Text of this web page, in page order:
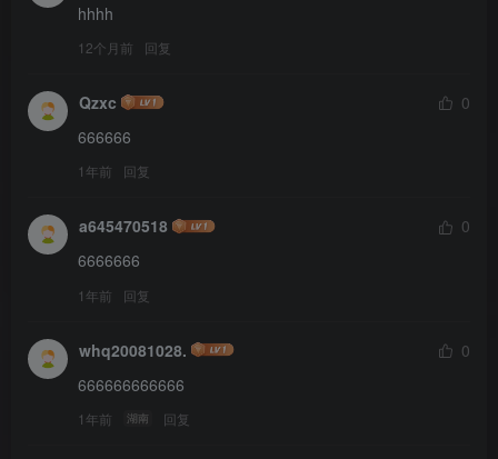
hhhh
12个月前 回复
Qzxc
0
666666
1年前 回复
a645470518
0
6666666
1年前 回复
whq20081028.
0
666666666666
1年前 湖南 回复